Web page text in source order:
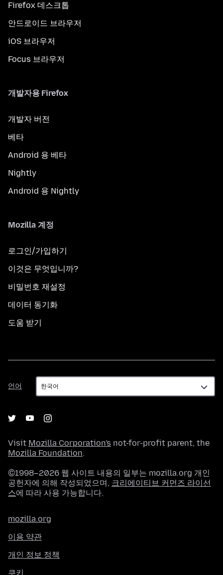
Firefox 데스크톱
안드로이드 브라우저
iOS 브라우저
Focus 브라우저
개발자용 Firefox
개발자 버전
베타
Android 용 베타
Nightly
Android 용 Nightly
Mozilla 계정
로그인/가입하기
이것은 무엇입니까?
비밀번호 재설정
데이터 동기화
도움 받기
언어
언
어
Visit Mozilla Corporation's not-for-profit parent, the
Mozilla Foundation.
©1998–2026 웹 사이트 내용의 일부는 mozilla.org 개인
공헌자에 의해 작성되었으며, 크리에이티브 커먼즈 라이선
스에 따라 사용 가능합니다.
mozilla.org
이용 약관
개인 정보 정책
쿠키